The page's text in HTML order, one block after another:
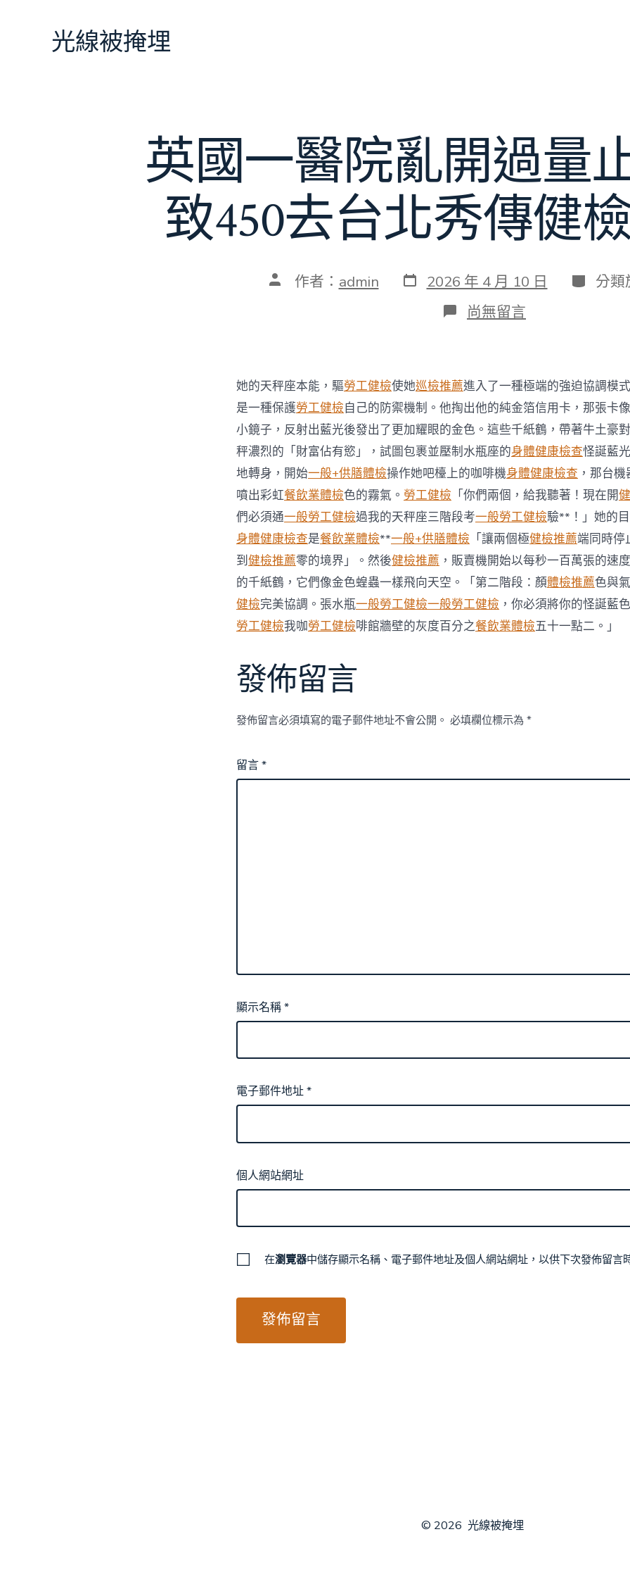
光線被掩埋
英國一醫院亂開過量
致450去台北秀傳健
文 作者： admin 發
表
2026 年 4 月 10 日 分
類
分
在
〈英
院
亂
開
過
量
止
痛
藥
導
致
450
去
台
北
秀
傳
健
檢
人
尚無留言
她的天秤座本能，驅勞工健檢使她巡檢推薦進入了一種極端的強迫協調模
是一種保護勞工健檢自己的防禦機制。他掏出他的純金箔信用卡，那張卡像
小鏡子，反射出藍光後發出了更加耀眼的金色。這些千紙鶴，帶著牛土豪對
秤濃烈的「財富佔有慾」，試圖包裹並壓制水瓶座的身體健康檢查怪誕藍
地轉身，開始一般+供膳體檢操作她吧檯上的咖啡機身體健康檢查 ，那台
噴出彩虹餐飲業體檢色的霧氣。 勞工健檢 「你們兩個，給我聽著！現在開
們必須通一般勞工健檢過我的天秤座三階段考一般勞工健檢驗**！」她的
身體健康檢查是餐飲業體檢**一般+供膳體檢 「讓兩個極健檢推薦端同時停
到健檢推薦零的境界」。然後健檢推薦 ，販賣機開始以每秒一百萬張的速
的千紙鶴，它們像金色蝗蟲一樣飛向天空。「第二階段：顏體檢推薦色與
健檢完美協調。張水瓶一般勞工健檢一般勞工健檢 ，你必須將你的怪誕藍
勞工健檢我咖勞工健檢啡館牆壁的灰度百分之餐飲業體檢五十一點二。」
發佈留言
發佈留言必須填寫的電子郵件地址不會公開。 必填欄位標示為 *
留言*
顯示名稱*
電子郵件地址*
個人網站網址
在瀏覽器中儲存顯示名稱、電子郵件地址及個人網站網址，以供下次發佈留言
© 2026 光線被掩埋